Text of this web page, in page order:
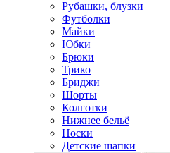
Рубашки, блузки
Футболки
Майки
Юбки
Брюки
Трико
Бриджи
Шорты
Колготки
Нижнее бельё
Носки
Детские шапки